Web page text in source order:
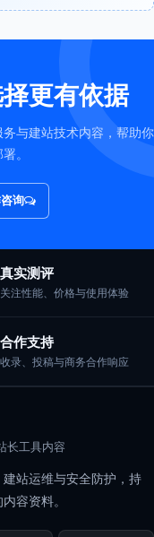
更有依据
与建站技术内容，帮助你
。
询
真实测评
关注性能、价格与使用体验
合作支持
收录、投稿与商务合作响应
长工具内容
站运维与安全防护，持
容资料。